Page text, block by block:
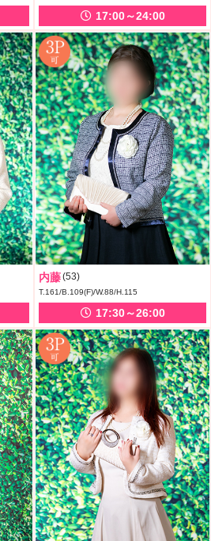
17:00～24:00
内藤(53)
T.161/B.109(F)/W.88/H.115
17:30～26:00